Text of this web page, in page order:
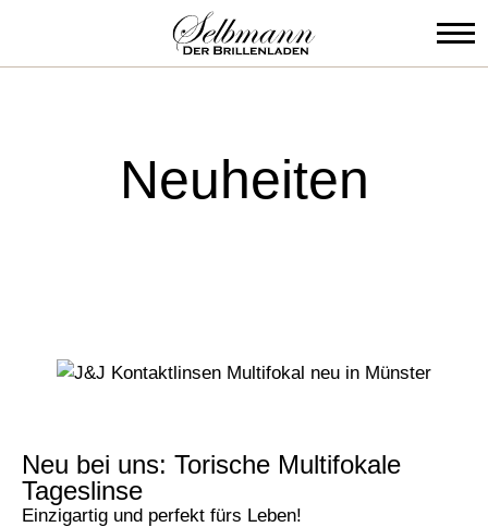
Inhalt
Neuheiten
Neu bei uns: Torische Multifokale
Tageslinse
Einzigartig und perfekt fürs Leben!